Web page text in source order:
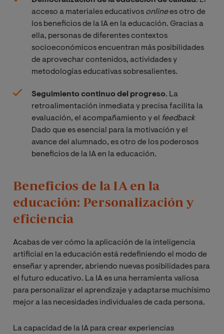
acceso a materiales educativos onlinees otro de
los beneficios de la IA en la educación. Gracias a
ella, personas de diferentes contextos
socioeconómicos encuentran más posibilidades
de aprovechar contenidos, actividades y
metodologías educativas sobresalientes.
Seguimiento continuo del progreso. La
retroalimentación inmediata y precisa facilita la
evaluación, el acompañamiento y el feedback
Dado que es esencial para la motivación y el
avance del alumnado, es otro de los poderosos
beneficios de la IA en la educación.
Beneficios de la IA en la
educación: Personalización y
eficiencia
Acabas de ver cómo la aplicación de la inteligencia
artificial en la educación está redefiniendo el modo de
enseñar y aprender, abriendo nuevas posibilidades para
el futuro educativo. La IA es una herramienta valiosa
para personalizar el aprendizaje y adaptarse muchísimo
mejor a las necesidades individuales de cada persona.
La capacidad de la IA para crear experiencias